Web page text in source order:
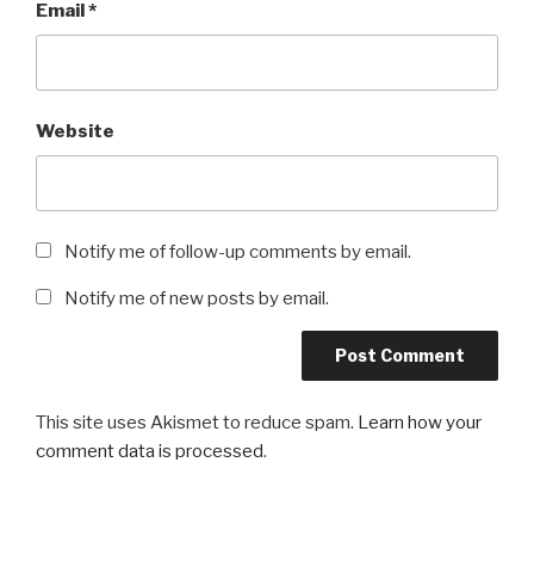
Email*
Website
Notify me of follow-up comments by email.
Notify me of new posts by email.
This site uses Akismet to reduce spam. Learn how your
comment data is processed.